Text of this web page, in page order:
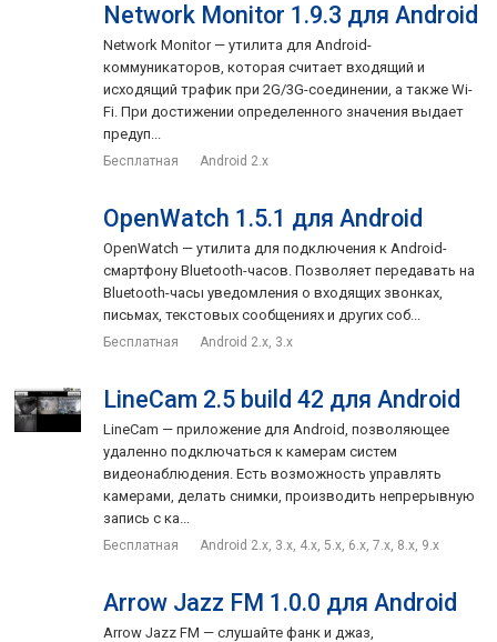
Network Monitor 1.9.3 для Android
Network Monitor — утилита для Android-
коммуникаторов, которая считает входящий и
исходящий трафик при 2G/3G-соединении, а также Wi-
Fi. При достижении определенного значения выдает
предуп...
Бесплатная Android 2.x
OpenWatch 1.5.1 для Android
OpenWatch — утилита для подключения к Android-
смартфону Bluetooth-часов. Позволяет передавать на
Bluetooth-часы уведомления о входящих звонках,
письмах, текстовых сообщениях и других соб...
Бесплатная Android 2.x, 3.x
LineCam 2.5 build 42 для Android
LineCam — приложение для Android, позволяющее
удаленно подключаться к камерам систем
видеонаблюдения. Есть возможность управлять
камерами, делать снимки, производить непрерывную
запись с ка...
Бесплатная Android 2.x, 3.x, 4.x, 5.x, 6.x, 7.x, 8.x, 9.x
Arrow Jazz FM 1.0.0 для Android
Arrow Jazz FM — слушайте фанк и джаз,